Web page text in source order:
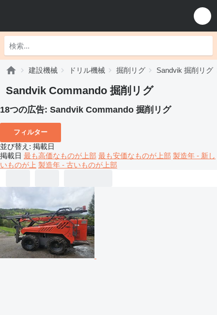
建設機械 ドリル機械 掘削リグ Sandvik 掘削リグ
Sandvik Commando 掘削リグ
18つの広告: Sandvik Commando 掘削リグ
フィルター
並び替え : 掲載日
掲載日 最も高価なものが上部 最も安価なものが上部 製造年 - 新し
いものが上 製造年 - 古いものが上部